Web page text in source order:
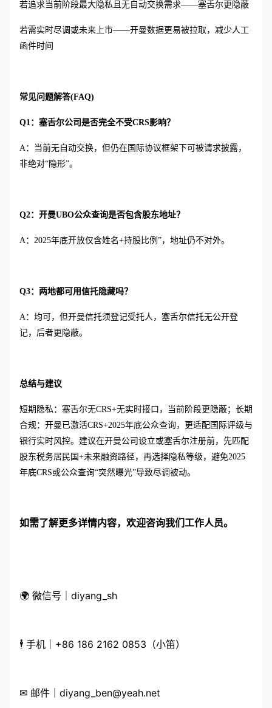
若追求当前阶段最大隐私且无自动交换需求——塞舌尔更隐蔽
若需实时尽调或未来上市——开曼数据更易被拉取，减少人工
函件时间
常见问题解答(FAQ)
Q1：塞舌尔公司是否完全不受CRS影响？
A：当前无自动交换，但仍在国际协议框架下可被请求披露，
非绝对“隐形”。
Q2：开曼UBO公众查询是否包含股东地址？
A：2025年底开放仅含姓名+持股比例”，地址仍不对外。
Q3：两地都可用信托隐藏吗？
A：均可，但开曼信托须登记受托人，塞舌尔信托无公开登
记，后者更隐蔽。
总结与建议
短期隐私：塞舌尔无CRS+无实时接口，当前阶段更隐蔽；长期
合规：开曼已激活CRS+2025年底公众查询，更适配国际评级与
银行实时风控。建议在开曼公司设立或塞舌尔注册前，先匹配
股东税务居民国+未来融资路径，再选择隐私等级，避免2025
年底CRS或公众查询“突然曝光”导致尽调被动。
如需了解更多详情内容，欢迎咨询我们工作人员。
🌍 微信号｜diyang_sh
🕴 手机｜+86 186 2162 0853（小笛）
✉ 邮件｜diyang_ben@yeah.net